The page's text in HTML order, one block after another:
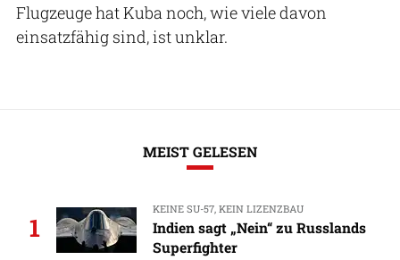
Flugzeuge hat Kuba noch, wie viele davon
einsatzfähig sind, ist unklar.
MEIST GELESEN
1
KEINE SU-57, KEIN LIZENZBAU
Indien sagt „Nein“ zu Russlands
Superfighter